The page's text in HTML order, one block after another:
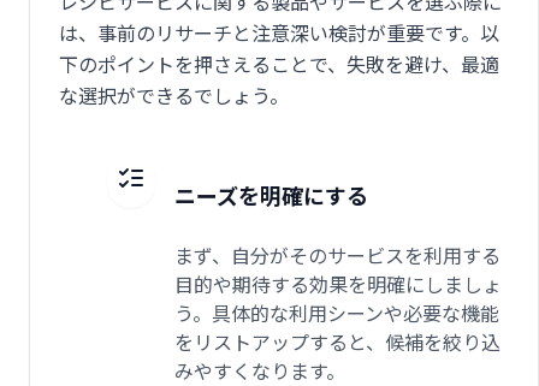
は、事前のリサーチと注意深い検討が重要です。以
下のポイントを押さえることで、失敗を避け、最適
な選択ができるでしょう。
ニーズを明確にする
まず、自分がそのサービスを利用する
目的や期待する効果を明確にしましょ
う。具体的な利用シーンや必要な機能
をリストアップすると、候補を絞り込
みやすくなります。